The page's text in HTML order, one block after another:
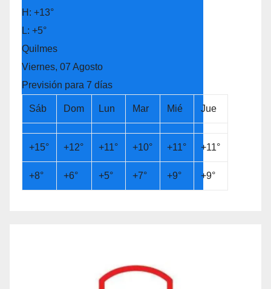
H: +13°
L: +5°
Quilmes
Viernes, 07 Agosto
Previsión para 7 días
Sáb Dom Lun Mar Mié Jue
+15° +12° +11° +10° +11° +11°
+8° +6° +5° +7° +9° +9°